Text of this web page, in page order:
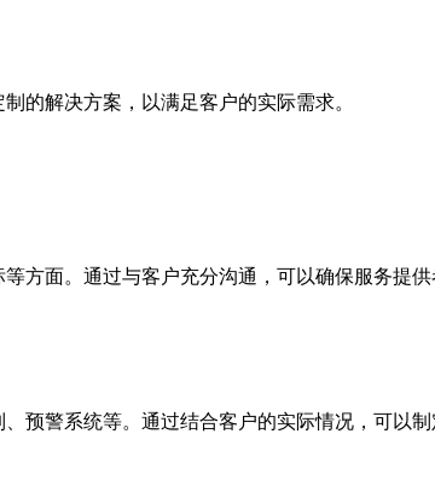
的解决方案，以满足客户的实际需求。
方面。通过与客户充分沟通，可以确保服务提
预警系统等。通过结合客户的实际情况，可以